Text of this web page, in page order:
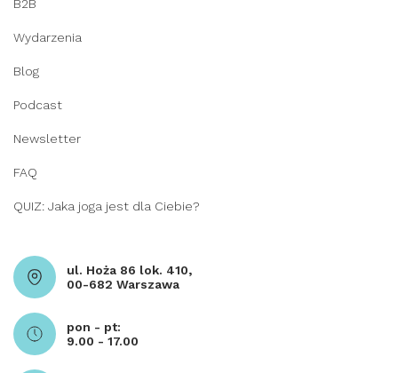
B2B
Wydarzenia
Blog
Podcast
Newsletter
FAQ
QUIZ: Jaka joga jest dla Ciebie?
ul. Hoża 86 lok. 410,
00-682 Warszawa
pon - pt:
9.00 - 17.00